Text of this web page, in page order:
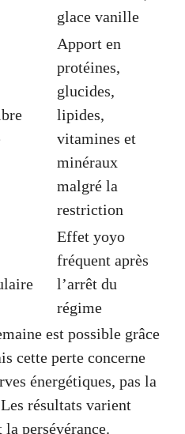
glace vanille
Apport en
protéines,
glucides,
lipides,
vitamines et
minéraux
malgré la
restriction
Effet yoyo
fréquent après
l’arrêt du
régime
est possible grâce
cette perte concerne
énergétiques, pas la
Les résultats varient
persévérance.